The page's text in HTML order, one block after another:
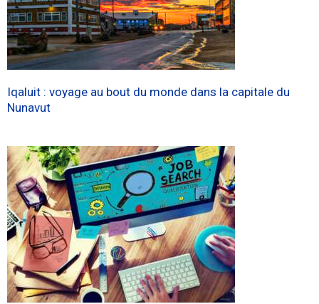
Iqaluit : voyage au bout du monde dans la capitale du
Nunavut